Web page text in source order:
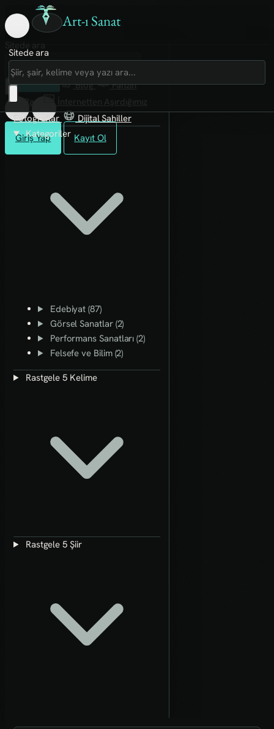
Art-ı Sanat
Giriş Yap Kayıt Ol
Sitede ara
Art-ı Sosyal
İmece
Kütüphane
Blog
Fanzin
Rafları
Fotoğraflar
Dijital Sahiller
Kategoriler
Edebiyat (87)
Görsel Sanatlar (2)
Performans Sanatları (2)
Felsefe ve Bilim (2)
Rastgele 5 Kelime
Rastgele 5 Şiir